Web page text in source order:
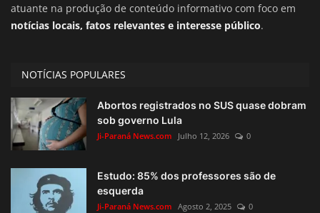
atuante na produção de conteúdo informativo com foco em
notícias locais, fatos relevantes e interesse público.
NOTÍCIAS POPULARES
Abortos registrados no SUS quase dobram
sob governo Lula
Ji-Paraná News.com Julho 12, 2026 0
Estudo: 85% dos professores são de
esquerda
Ji-Paraná News.com Agosto 2, 2025 0